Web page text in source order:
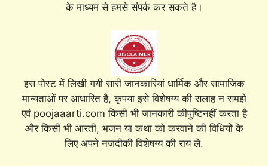
के माध्यम से हमसे संपर्क कर सकते है।
इस पोस्ट में लिखी गयी सारी जानकारियां धार्मिक और सामाजिक
मान्यताओं पर आधारित है, कृपया इसे विशेषग्य की सलाह न समझे
एवं poojaaarti.com किसी भी जानकारी कीपुष्टिनहीं करता है
और किसी भी आरती, भजन या कथा को करवाने की विधियों के
लिए अपने नजदीकी विशेषग्य की राय ले.